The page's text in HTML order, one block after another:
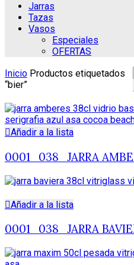
Jarras
Tazas
Vasos
Especiales
OFERTAS
Inicio Productos etiquetados
“bier”
Añadir a la lista
0001_038_JARRA
Añadir a la lista
0001_038_JARRA